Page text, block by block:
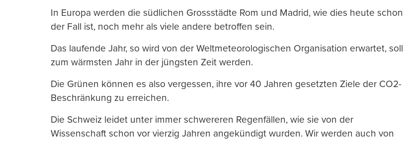
In Europa werden die südlichen Grossstädte Rom und Madrid, wie dies heute schon
der Fall ist, noch mehr als viele andere betroffen sein.
Das laufende Jahr, so wird von der Weltmeteorologischen Organisation erwartet, soll
zum wärmsten Jahr in der jüngsten Zeit werden.
Die Grünen können es also vergessen, ihre vor 40 Jahren gesetzten Ziele der CO2-
Beschränkung zu erreichen.
Die Schweiz leidet unter immer schwereren Regenfällen, wie sie von der
Wissenschaft schon vor vierzig Jahren angekündigt wurden. Wir werden auch von